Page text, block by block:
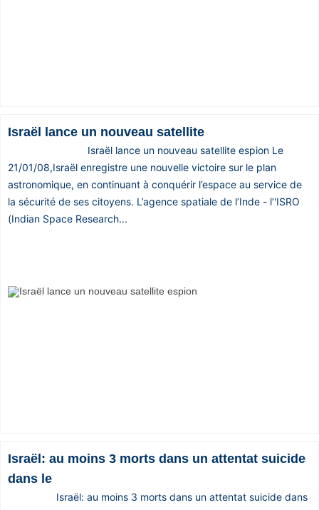
Israël lance un nouveau satellite
Israël lance un nouveau satellite espion Le
21/01/08,Israël enregistre une nouvelle victoire sur le plan
astronomique, en continuant à conquérir l’espace au service de
la sécurité de ses citoyens. L’agence spatiale de l’Inde - l’'ISRO
(Indian Space Research...
Israël: au moins 3 morts dans un attentat suicide
dans le
Israël: au moins 3 morts dans un attentat suicide dans